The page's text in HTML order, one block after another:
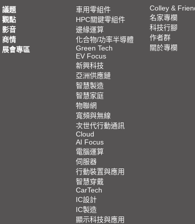
議題
觀點
影音
商情
展會專區
車用零組件
HPC關鍵零組件
邊緣運算
化合物/功率半導體
Green Tech
EV Focus
新興科技
亞洲供應鏈
智慧製造
智慧家庭
物聯網
寬頻與無線
次世代行動通訊
Cloud
AI Focus
電腦運算
伺服器
行動裝置與應用
智慧穿戴
CarTech
IC設計
IC製造
顯示科技與應用
Colley &
名家專欄
科技行腳
作者群
關於專欄